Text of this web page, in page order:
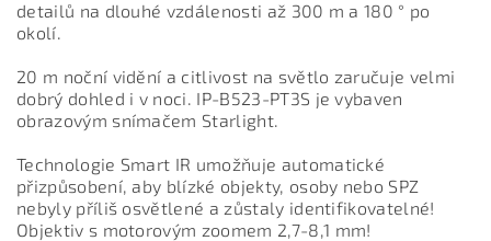
detailů na dlouhé vzdálenosti až 300 m a 180 ° po
okolí.
20 m noční vidění a citlivost na světlo zaručuje velmi
dobrý dohled i v noci. IP-B523-PT3S je vybaven
obrazovým snímačem Starlight.
Technologie Smart IR umožňuje automatické
přizpůsobení, aby blízké objekty, osoby nebo SPZ
nebyly příliš osvětlené a zůstaly identifikovatelné!
Objektiv s motorovým zoomem 2,7-8,1 mm!